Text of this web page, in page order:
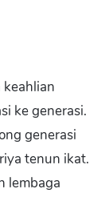
ke generasi.
generasi
tenun ikat.
lembaga